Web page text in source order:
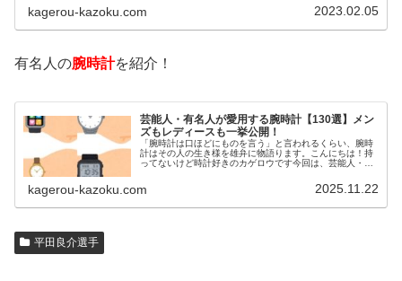
いるのでしょうか？今回は、芸能人…
kagerou-kazoku.com 2023.02.05
有名人の腕時計を紹介！
芸能人・有名人が愛用する腕時計【130選】メン
ズもレディースも一挙公開！
「腕時計は口ほどにものを言う」と言われるくらい、腕時
計はその人の生き様を雄弁に物語ります。こんにちは！持
ってないけど時計好きのカゲロウです今回は、芸能人・有
kagerou-kazoku.com 2025.11.22
平田良介選手